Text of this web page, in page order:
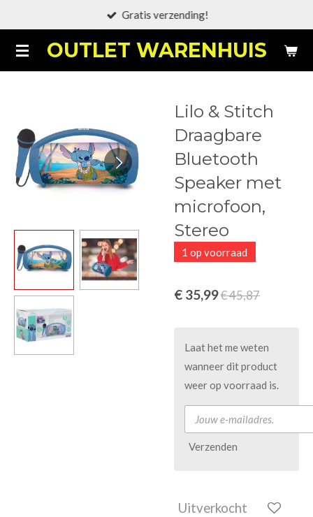
naar
de
OUTLET WARENHUIS
Gratis verzending!
Lilo & Stitch
Draagbare
Bluetooth
Speaker met
microfoon,
Stereo
1 op voorraad
€ 35,99€ 45,87
Laat het me weten
wanneer dit product
weer op voorraad is.
Verzenden
Uitverkocht